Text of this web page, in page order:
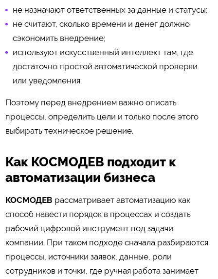
не назначают ответственных за данные и статусы;
не считают, сколько времени и денег должно
сэкономить внедрение;
используют искусственный интеллект там, где
достаточно простой автоматической проверки
или уведомления.
Поэтому перед внедрением важно описать
процессы, определить цели и только после этого
выбирать техническое решение.
Как КОСМОДЕВ подходит к
автоматизации бизнеса
КОСМОДЕВ рассматривает автоматизацию как
способ навести порядок в процессах и создать
рабочий цифровой инструмент под задачи
компании. При таком подходе сначала разбираются
процессы, источники заявок, данные, роли
сотрудников и точки, где ручная работа занимает